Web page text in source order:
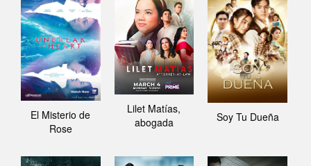
El Misterio de
Rose
Lilet Matías,
abogada
Soy Tu Dueña